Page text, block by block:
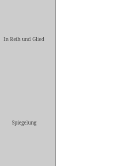
In Reih und Glied
Spiegelung